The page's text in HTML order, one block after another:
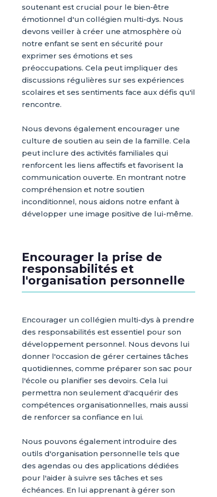
soutenant est crucial pour le bien-être
émotionnel d'un collégien multi-dys. Nous
devons veiller à créer une atmosphère où
notre enfant se sent en sécurité pour
exprimer ses émotions et ses
préoccupations. Cela peut impliquer des
discussions régulières sur ses expériences
scolaires et ses sentiments face aux défis qu'il
rencontre.
Nous devons également encourager une
culture de soutien au sein de la famille. Cela
peut inclure des activités familiales qui
renforcent les liens affectifs et favorisent la
communication ouverte. En montrant notre
compréhension et notre soutien
inconditionnel, nous aidons notre enfant à
développer une image positive de lui-même.
Encourager la prise de
responsabilités et
l'organisation personnelle
Encourager un collégien multi-dys à prendre
des responsabilités est essentiel pour son
développement personnel. Nous devons lui
donner l'occasion de gérer certaines tâches
quotidiennes, comme préparer son sac pour
l'école ou planifier ses devoirs. Cela lui
permettra non seulement d'acquérir des
compétences organisationnelles, mais aussi
de renforcer sa confiance en lui.
Nous pouvons également introduire des
outils d'organisation personnelle tels que
des agendas ou des applications dédiées
pour l'aider à suivre ses tâches et ses
échéances. En lui apprenant à gérer son